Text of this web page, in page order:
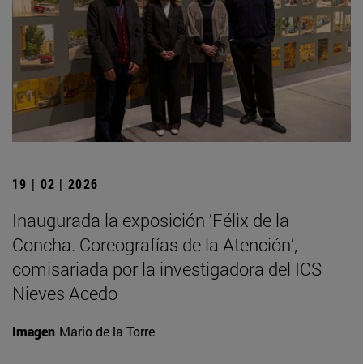
19 | 02 | 2026
Inaugurada la exposición ‘Félix de la
Concha. Coreografías de la Atención’,
comisariada por la investigadora del ICS
Nieves Acedo
Imagen Mario de la Torre